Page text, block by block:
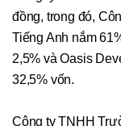
đồng, trong đó,
Tiếng Anh nắm
2,5% và Oasis
32,5% vốn.
Công ty TNHH